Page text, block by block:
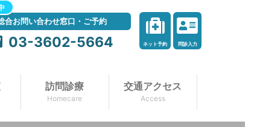
訪問診療
Homecare
交通アクセス
Access
合お問い合わせ窓口・ご予約
03-3602-5664 ネット予約 問診入力